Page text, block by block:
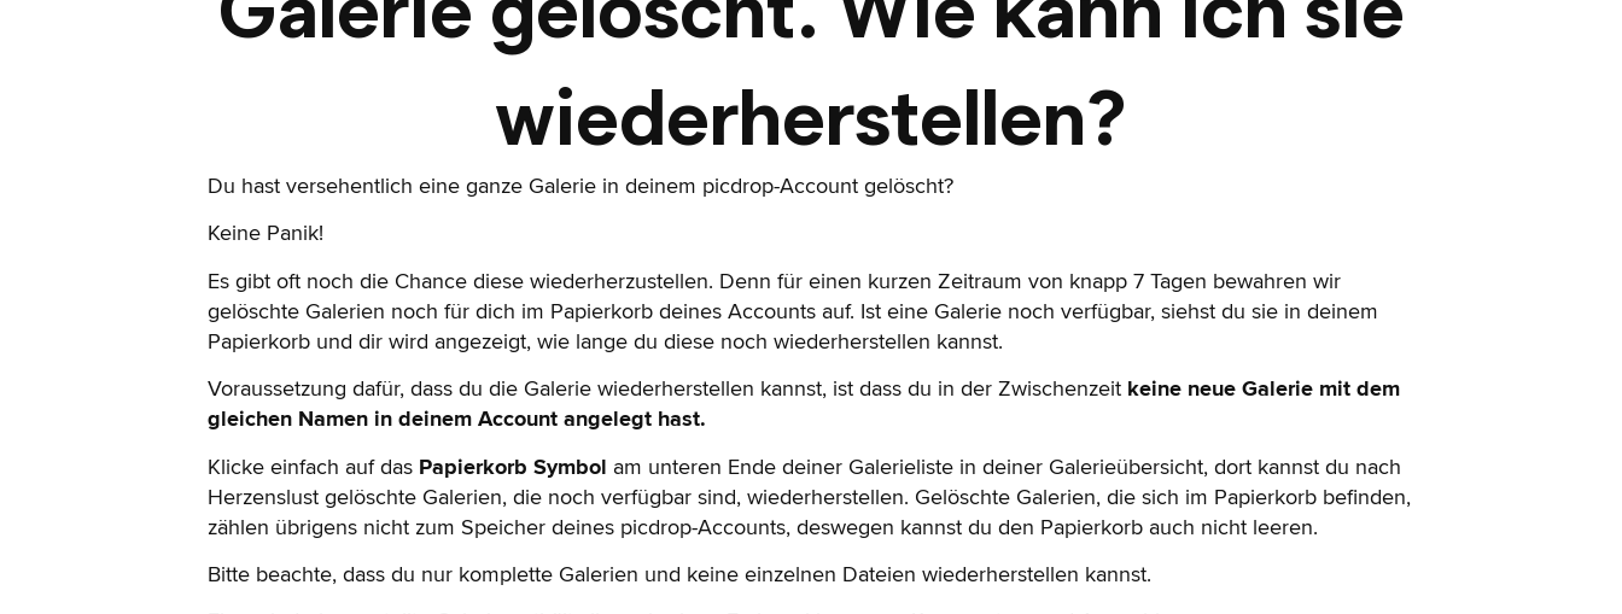
wiederherstellen?
Du hast versehentlich eine ganze Galerie in deinem picdrop-Account gelöscht?
Keine Panik!
Es gibt oft noch die Chance diese wiederherzustellen. Denn für einen kurzen Zeitraum von knapp 7 Tagen bewahren wir
gelöschte Galerien noch für dich im Papierkorb deines Accounts auf. Ist eine Galerie noch verfügbar, siehst du sie in deinem
Papierkorb und dir wird angezeigt, wie lange du diese noch wiederherstellen kannst.
Voraussetzung dafür, dass du die Galerie wiederherstellen kannst, ist dass du in der Zwischenzeit keine neue Galerie mit dem
gleichen Namen in deinem Account angelegt hast.
Klicke einfach auf das Papierkorb Symbol am unteren Ende deiner Galerieliste in deiner Galerieübersicht, dort kannst du nach
Herzenslust gelöschte Galerien, die noch verfügbar sind, wiederherstellen. Gelöschte Galerien, die sich im Papierkorb befinden,
zählen übrigens nicht zum Speicher deines picdrop-Accounts, deswegen kannst du den Papierkorb auch nicht leeren.
Bitte beachte, dass du nur komplette Galerien und keine einzelnen Dateien wiederherstellen kannst.